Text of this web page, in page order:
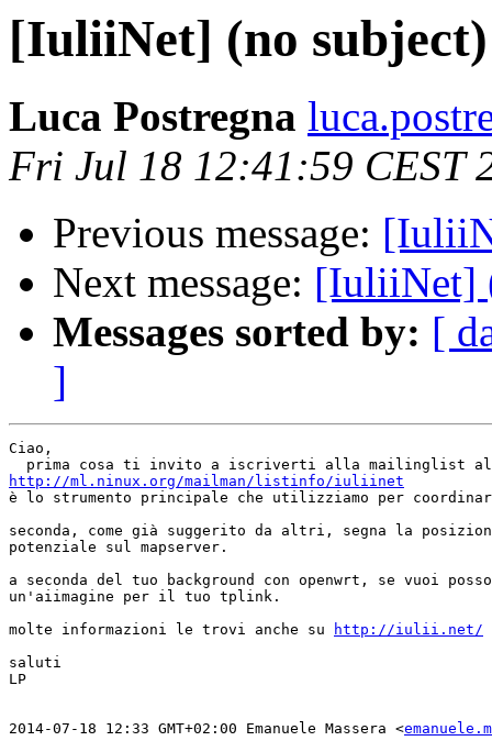
[IuliiNet] (no subject)
Luca Postregna
Fri Jul 18 12:41:59 CEST
Previous message:
Next message: [IuliiNet]
Messages sorted by: [
]
Ciao,
http://ml.ninux.org/mailman/listinfo/iuliinet
è lo strumento principale che utilizziamo per
seconda, come già suggerito da altri, segna la
potenziale sul mapserver.
a seconda del tuo background con openwrt, se vuoi
un'aiimagine per il tuo tplink.
molte informazioni le trovi anche su
http://iulii.net/
saluti
LP
2014-07-18 12:33 GMT+02:00 Emanuele Massera <